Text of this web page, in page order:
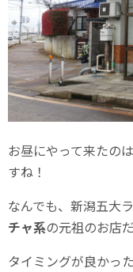
お昼にやって来たの
すね！
なんでも、新潟五大
チャ系の元祖のお店
タイミングが良かっ